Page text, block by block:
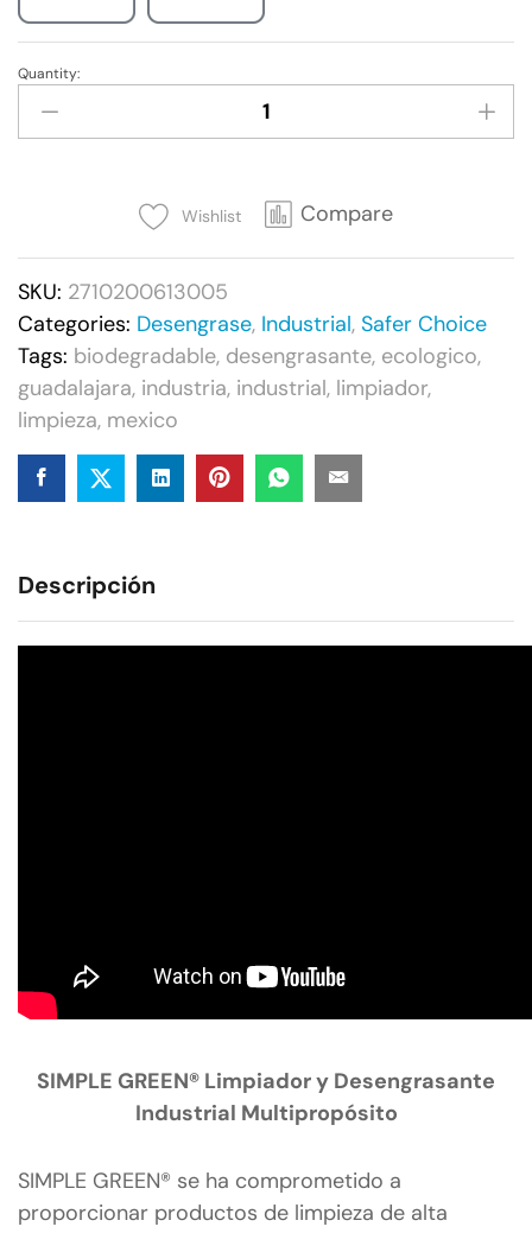
Simple
Green®
-
-
3.8L
(1Gal)
quantity
Quantity:
Wishlist Compare
SKU: 2710200613005
Categories: Desengrase, Industrial, Safer Choice
Tags: biodegradable, desengrasante, ecologico,
guadalajara, industria, industrial, limpiador,
limpieza, mexico
Descripción
SIMPLE GREEN® Limpiador y Desengrasante
Industrial Multipropósito
SIMPLE GREEN® se ha comprometido a
proporcionar productos de limpieza de alta